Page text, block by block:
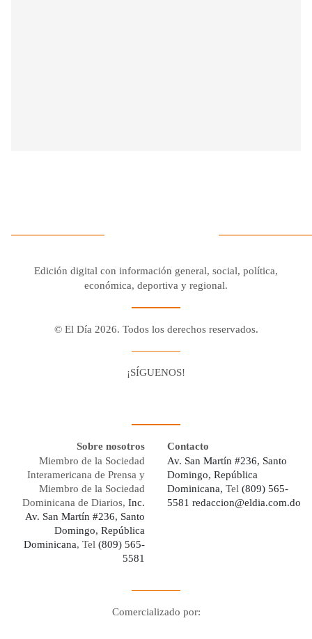
Edición digital con información general, social, política,
económica, deportiva y regional.
© El Día 2026. Todos los derechos reservados.
¡SÍGUENOS!
Sobre nosotros
Miembro de la Sociedad
Interamericana de Prensa y
Miembro de la Sociedad
Dominicana de Diarios, Inc.
Av. San Martín #236, Santo
Domingo, República
Dominicana, Tel (809) 565-
5581
Contacto
Av. San Martín #236, Santo
Domingo, República
Dominicana, Tel (809) 565-
5581 redaccion@eldia.com.do
Comercializado por: